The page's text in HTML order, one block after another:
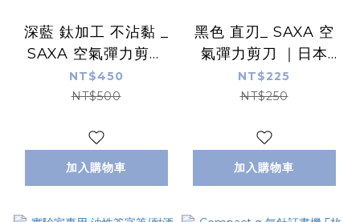
深藍 鈦加工 不沾黏 _
SAXA 空氣彈力剪刀
｜日本KOKUYO
NT$450
NT$500
加入購物車
黑色 直刃_ SAXA 空
氣彈力剪刀 ｜日本
KOKUYO
NT$225
NT$250
加入購物車